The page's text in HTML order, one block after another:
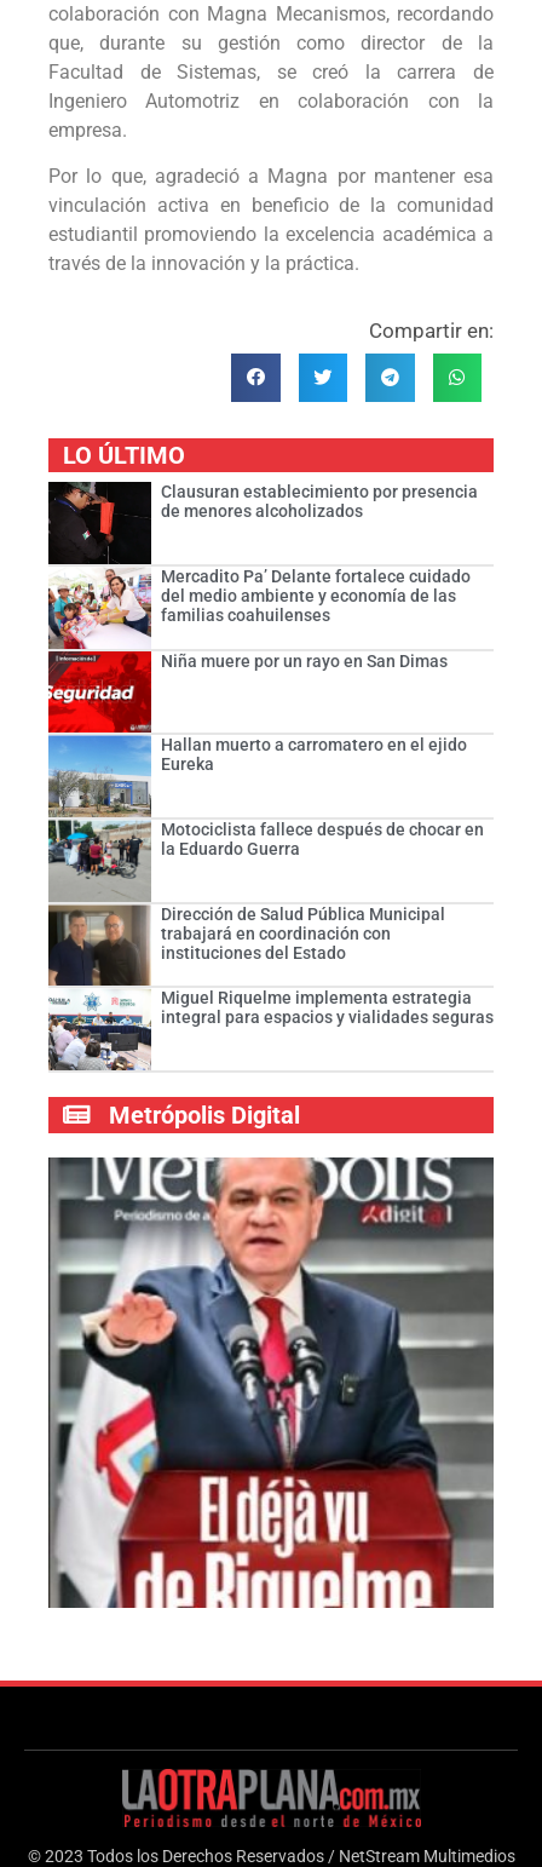
colaboración con Magna Mecanismos, recordando
que, durante su gestión como director de la
Facultad de Sistemas, se creó la carrera de
Ingeniero Automotriz en colaboración con la
empresa.
Por lo que, agradeció a Magna por mantener esa
vinculación activa en beneficio de la comunidad
estudiantil promoviendo la excelencia académica a
través de la innovación y la práctica.
Compartir en:
LO ÚLTIMO
Clausuran establecimiento por presencia
de menores alcoholizados
Mercadito Pa’ Delante fortalece cuidado
del medio ambiente y economía de las
familias coahuilenses
Niña muere por un rayo en San Dimas
Hallan muerto a carromatero en el ejido
Eureka
Motociclista fallece después de chocar en
la Eduardo Guerra
Dirección de Salud Pública Municipal
trabajará en coordinación con
instituciones del Estado
Miguel Riquelme implementa estrategia
integral para espacios y vialidades seguras
Metrópolis Digital
© 2023 Todos los Derechos Reservados / NetStream Multimedios